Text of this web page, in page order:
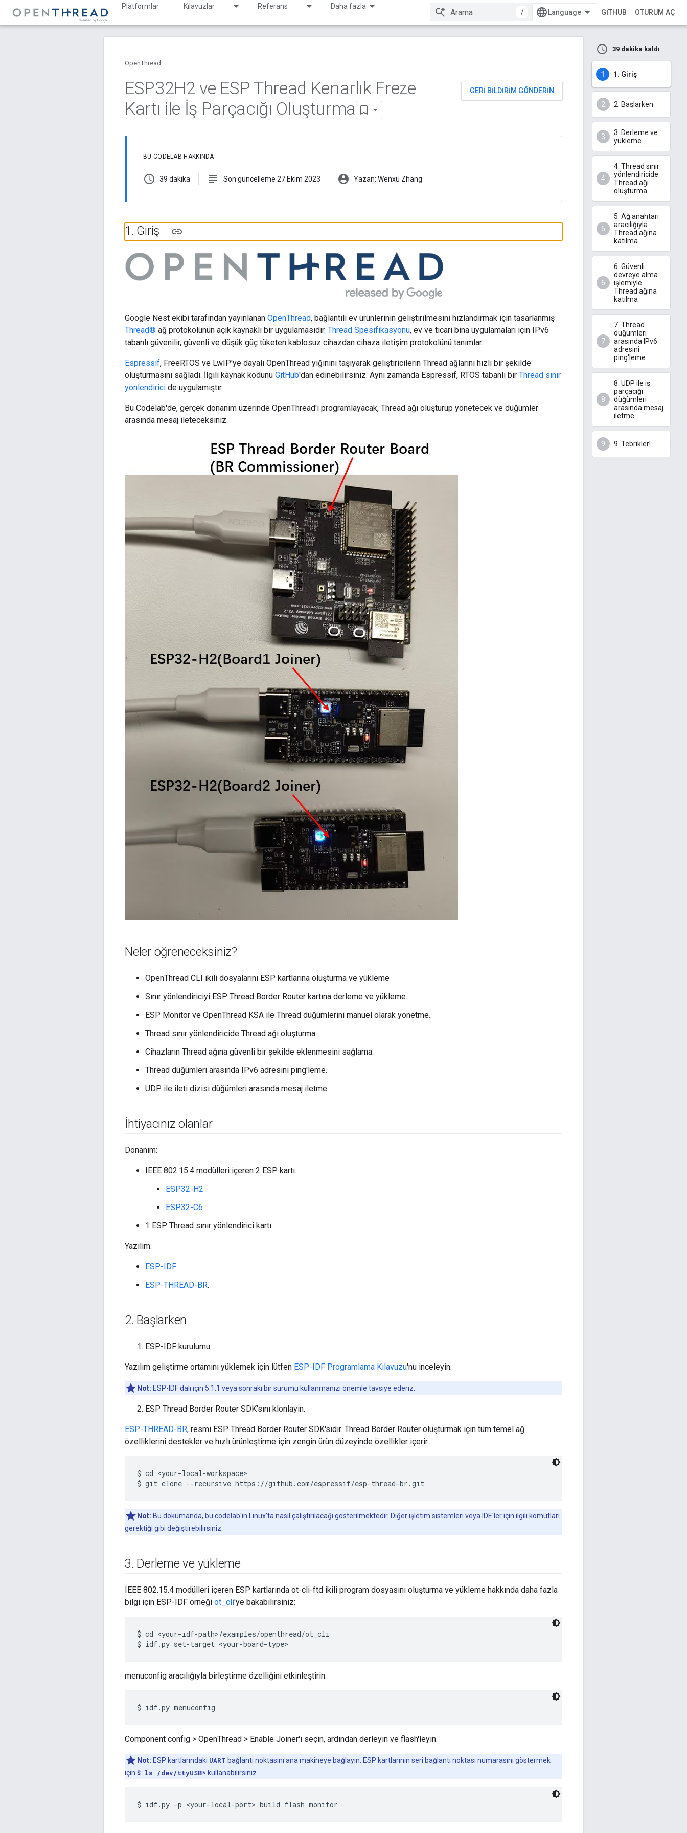
Platformlar Kılavuzlar Referans Daha fazla
/ GITHUB OTURUM AÇ
39 dakika kaldı
1. Giriş
2. Başlarken
3. Derleme ve
yükleme
4. Thread sınır
yönlendiricide
Thread ağı
oluşturma
5. Ağ anahtarı
aracılığıyla
Thread ağına
katılma
6. Güvenli
devreye alma
işlemiyle
Thread ağına
katılma
7. Thread
düğümleri
arasında IPv6
adresini
ping'leme
8. UDP ile iş
parçacığı
düğümleri
arasında mesaj
iletme
9. Tebrikler!
OpenThread
GERI BILDIRIM GÖNDERIN
ESP32H2 ve ESP Thread Kenarlık Freze
Kartı ile İş Parçacığı Oluşturma
BU CODELAB HAKKINDA
schedule 39 dakika subject Son güncelleme 27 Ekim 2023 account_circle Yazan: Wenxu Zhang
1. Giriş
Google Nest ekibi tarafından yayınlanan OpenThread, bağlantılı ev ürünlerinin geliştirilmesini hızlandırmak için tasarlanmış
Thread® ağ protokolünün açık kaynaklı bir uygulamasıdır. Thread Spesifikasyonu, ev ve ticari bina uygulamaları için IPv6
tabanlı güvenilir, güvenli ve düşük güç tüketen kablosuz cihazdan cihaza iletişim protokolünü tanımlar.
Espressif, FreeRTOS ve LwIP'ye dayalı OpenThread yığınını taşıyarak geliştiricilerin Thread ağlarını hızlı bir şekilde
oluşturmasını sağladı. İlgili kaynak kodunu GitHub'dan edinebilirsiniz. Aynı zamanda Espressif, RTOS tabanlı bir Thread sınır
yönlendirici de uygulamıştır.
Bu Codelab'de, gerçek donanım üzerinde OpenThread'i programlayacak, Thread ağı oluşturup yönetecek ve düğümler
arasında mesaj ileteceksiniz.
Neler öğreneceksiniz?
OpenThread CLI ikili dosyalarını ESP kartlarına oluşturma ve yükleme
Sınır yönlendiriciyi ESP Thread Border Router kartına derleme ve yükleme.
ESP Monitor ve OpenThread KSA ile Thread düğümlerini manuel olarak yönetme.
Thread sınır yönlendiricide Thread ağı oluşturma
Cihazların Thread ağına güvenli bir şekilde eklenmesini sağlama.
Thread düğümleri arasında IPv6 adresini ping'leme.
UDP ile ileti dizisi düğümleri arasında mesaj iletme.
İhtiyacınız olanlar
Donanım:
IEEE 802.15.4 modülleri içeren 2 ESP kartı.
ESP32-H2
ESP32-C6
1 ESP Thread sınır yönlendirici kartı.
Yazılım:
ESP-IDF.
ESP-THREAD-BR.
2. Başlarken
ESP-IDF kurulumu.
Yazılım geliştirme ortamını yüklemek için lütfen ESP-IDF Programlama Kılavuzu'nu inceleyin.
Not: ESP-IDF dalı için 5.1.1 veya sonraki bir sürümü kullanmanızı önemle tavsiye ederiz.
ESP Thread Border Router SDK'sını klonlayın.
ESP-THREAD-BR, resmi ESP Thread Border Router SDK'sıdır. Thread Border Router oluşturmak için tüm temel ağ
özelliklerini destekler ve hızlı ürünleştirme için zengin ürün düzeyinde özellikler içerir.
$ cd <your-local-workspace>
Not: Bu dokümanda, bu codelab'in Linux'ta nasıl çalıştırılacağı gösterilmektedir. Diğer işletim sistemleri veya IDE'ler için ilgili komutları
gerektiği gibi değiştirebilirsiniz.
3. Derleme ve yükleme
IEEE 802.15.4 modülleri içeren ESP kartlarında ot-cli-ftd ikili program dosyasını oluşturma ve yükleme hakkında daha fazla
bilgi için ESP-IDF örneği ot_cli'ye bakabilirsiniz:
$ cd <your-idf-path>/examples/openthread/ot_cli
menuconfig aracılığıyla birleştirme özelliğini etkinleştirin:
Component config > OpenThread > Enable Joiner'ı seçin, ardından derleyin ve flash'leyin.
Not: ESP kartlarındaki UART bağlantı noktasını ana makineye bağlayın. ESP kartlarının seri bağlantı noktası numarasını göstermek
için $ ls /dev/ttyUSB* kullanabilirsiniz.